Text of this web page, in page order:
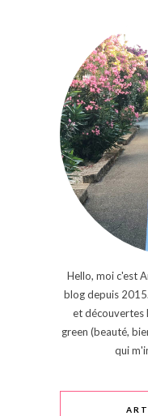
Hello, moi c'est
blog depuis
et découvertes
green (beauté,
qui